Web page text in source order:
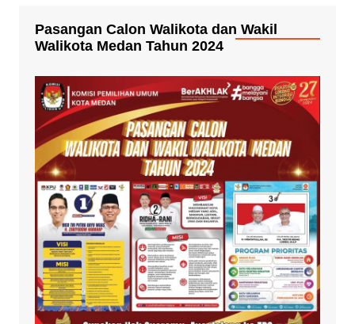
Pasangan Calon Walikota dan Wakil
Walikota Medan Tahun 2024